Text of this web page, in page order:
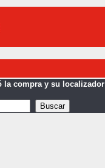
la compra y su localizador
Buscar